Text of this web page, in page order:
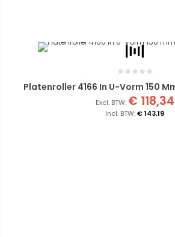
Platenroller 4166 In U-Vorm 150
€ 143,19
€ 118,34